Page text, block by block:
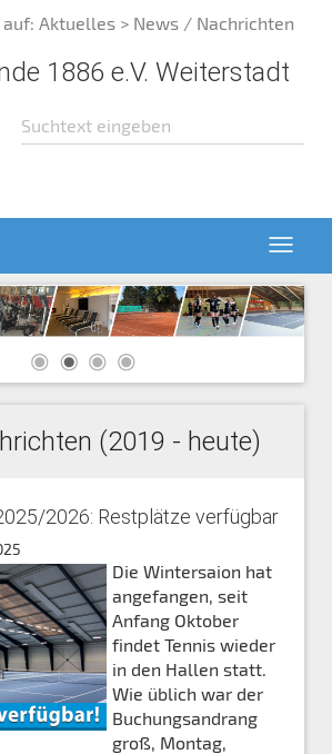
Aktuelles > News / Nachrichten
1886 e.V. Weiterstadt
(2019 - heute)
2026: Restplätze verfügbar
Die Wintersaion hat
angefangen, seit
Anfang Oktober
findet Tennis wieder
in den Hallen statt.
Wie üblich war der
Buchungsandrang
groß, Montag,